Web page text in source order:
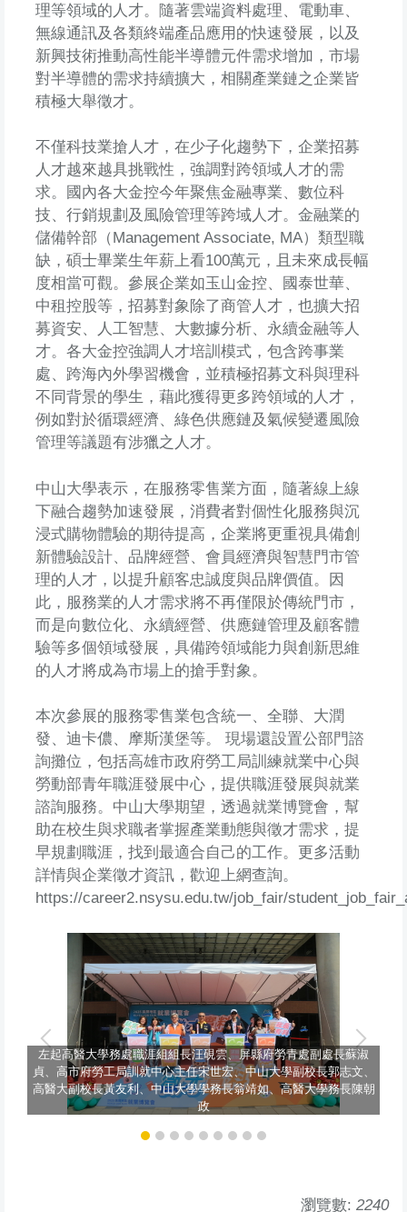
理等領域的人才。隨著雲端資料處理、電動車、
無線通訊及各類終端產品應用的快速發展，以及
新興技術推動高性能半導體元件需求增加，市場
對半導體的需求持續擴大，相關產業鏈之企業皆
積極大舉徵才。
不僅科技業搶人才，在少子化趨勢下，企業招募
人才越來越具挑戰性，強調對跨領域人才的需
求。國內各大金控今年聚焦金融專業、數位科
技、行銷規劃及風險管理等跨域人才。金融業的
儲備幹部（Management Associate, MA）類型職
缺，碩士畢業生年薪上看100萬元，且未來成長幅
度相當可觀。參展企業如玉山金控、國泰世華、
中租控股等，招募對象除了商管人才，也擴大招
募資安、人工智慧、大數據分析、永續金融等人
才。各大金控強調人才培訓模式，包含跨事業
處、跨海內外學習機會，並積極招募文科與理科
不同背景的學生，藉此獲得更多跨領域的人才，
例如對於循環經濟、綠色供應鏈及氣候變遷風險
管理等議題有涉獵之人才。
中山大學表示，在服務零售業方面，隨著線上線
下融合趨勢加速發展，消費者對個性化服務與沉
浸式購物體驗的期待提高，企業將更重視具備創
新體驗設計、品牌經營、會員經濟與智慧門市管
理的人才，以提升顧客忠誠度與品牌價值。因
此，服務業的人才需求將不再僅限於傳統門市，
而是向數位化、永續經營、供應鏈管理及顧客體
驗等多個領域發展，具備跨領域能力與創新思維
的人才將成為市場上的搶手對象。
本次參展的服務零售業包含統一、全聯、大潤
發、迪卡儂、摩斯漢堡等。 現場還設置公部門諮
詢攤位，包括高雄市政府勞工局訓練就業中心與
勞動部青年職涯發展中心，提供職涯發展與就業
諮詢服務。中山大學期望，透過就業博覽會，幫
助在校生與求職者掌握產業動態與徵才需求，提
早規劃職涯，找到最適合自己的工作。更多活動
詳情與企業徵才資訊，歡迎上網查詢。
https://career2.nsysu.edu.tw/job_fair/
左起高醫大學務處職涯組組長汪硯雲、屏縣府勞青處副處長蘇淑
貞、高市府勞工局訓就中心主任宋世宏、中山大學副校長郭志文、
高醫大副校長黃友利、中山大學學務長翁靖如、高醫大學務長陳朝
政
瀏覽數: 2240